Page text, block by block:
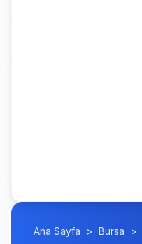
Ana Sayfa > Bursa >